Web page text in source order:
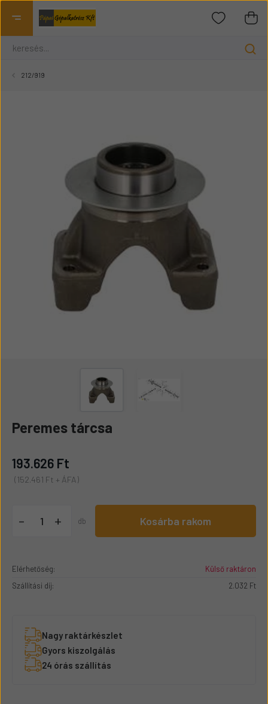
212/919
Peremes tárcsa
193.626 Ft
(152.461 Ft + ÁFA)
- + db Kosárba rakom
Elérhetőség:
Külső raktáron
Szállítási díj:
2.032 Ft
Nagy raktárkészlet
Gyors kiszolgálás
24 órás szállítás